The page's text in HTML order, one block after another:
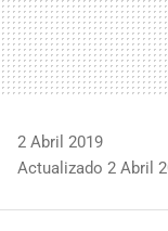
2 Abril 2019
Actualizado 2 Abril